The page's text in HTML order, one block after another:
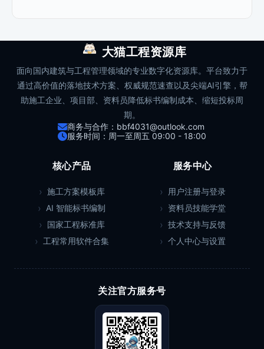
大猫工程资源库
面向国内建筑与工程管理领域的专业数字化资源库。平台致力于
通过高价值的落地技术方案、权威规范速查以及尖端AI引擎，帮
助施工企业、项目部、资料员降低标书编制成本、缩短投标周
期。
商务与合作：bbf4031@outlook.com
服务时间：周一至周五 09:00 - 18:00
核心产品
施工方案模板库
AI 智能标书编制
国家工程标准库
工程常用软件合集
服务中心
用户注册与登录
资料员技能学堂
技术支持与反馈
个人中心与设置
关注官方服务号